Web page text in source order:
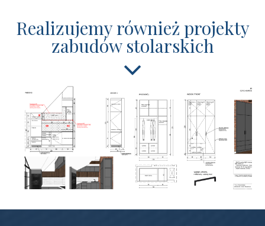
Realizujemy również projekty
zabudów stolarskich